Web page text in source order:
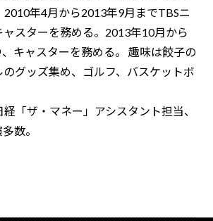
2010年4月から2013年9月までTBSニ
ャスターを務める。2013年10月から
キャスターを務める。 趣味は餃子の
グッズ集め、ゴルフ、バスケットボ
「ザ・マネー」アシスタント担当、
数。